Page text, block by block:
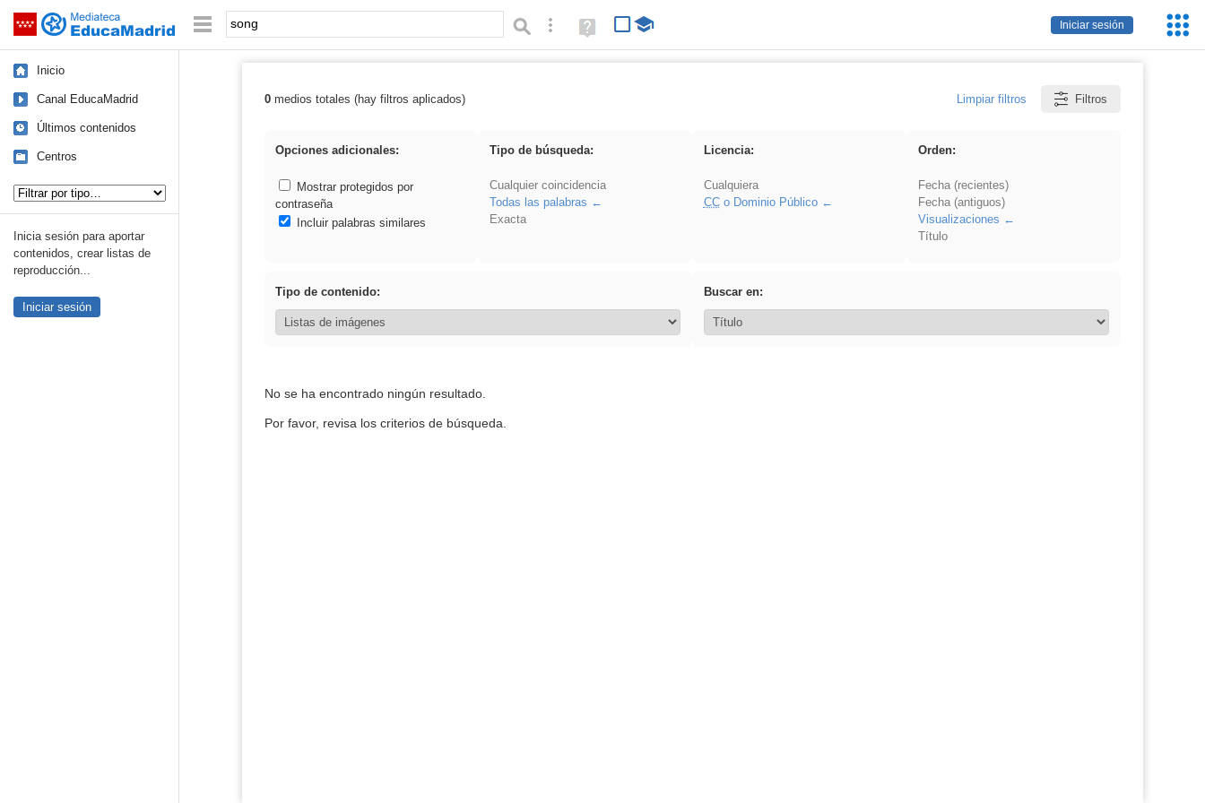
Saltar navegación
Iniciar sesión
Palabra o frase: Búsqueda avanzada
Ayuda
(en
Inicio
Canal EducaMadrid
Últimos contenidos
Centros
Inicia sesión para aportar
contenidos, crear listas de
reproducción...
Iniciar sesión
Resultados de: song
0medios totales (hay filtros aplicados) Limpiar filtros Filtros
Opciones adicionales:
Mostrar protegidos por
contraseña
Incluir palabras similares
Tipo de búsqueda:
Cualquier coincidencia
Todas las palabras
Exacta
Licencia:
Cualquiera
CCo Dominio Público
Orden:
Fecha (recientes)
Fecha (antiguos)
Visualizaciones
Título
Tipo de contenido: Buscar en:
No se ha encontrado ningún resultado.
Por favor, revisa los criterios de búsqueda.